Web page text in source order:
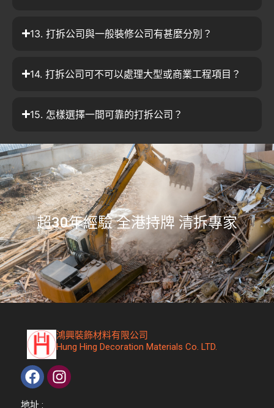
13. 打拆公司與一般裝修公司有甚麼分別？
14. 打拆公司可不可以處理大型或商業工程項目？
15. 怎樣選擇一間可靠的打拆公司？
​超30年經驗 全港持牌 清拆專家
​鴻興裝飾材料有限公司
Hung Hing Decoration Materials Co. LTD.
地址 :